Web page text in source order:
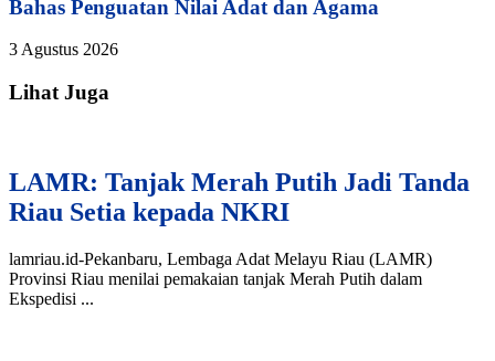
Bahas Penguatan Nilai Adat dan Agama
3 Agustus 2026
Lihat Juga
LAMR: Tanjak Merah Putih Jadi Tanda
Riau Setia kepada NKRI
lamriau.id-Pekanbaru, Lembaga Adat Melayu Riau (LAMR)
Provinsi Riau menilai pemakaian tanjak Merah Putih dalam
Ekspedisi ...